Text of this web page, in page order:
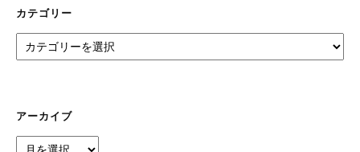
カテゴリー
テ
ー
アーカイブ